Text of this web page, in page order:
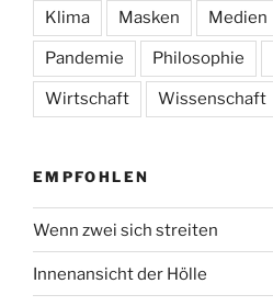
Klima Masken Medien
Pandemie Philosophie
Wirtschaft Wissenschaft
EMPFOHLEN
Wenn zwei sich streiten
Innenansicht der Hölle